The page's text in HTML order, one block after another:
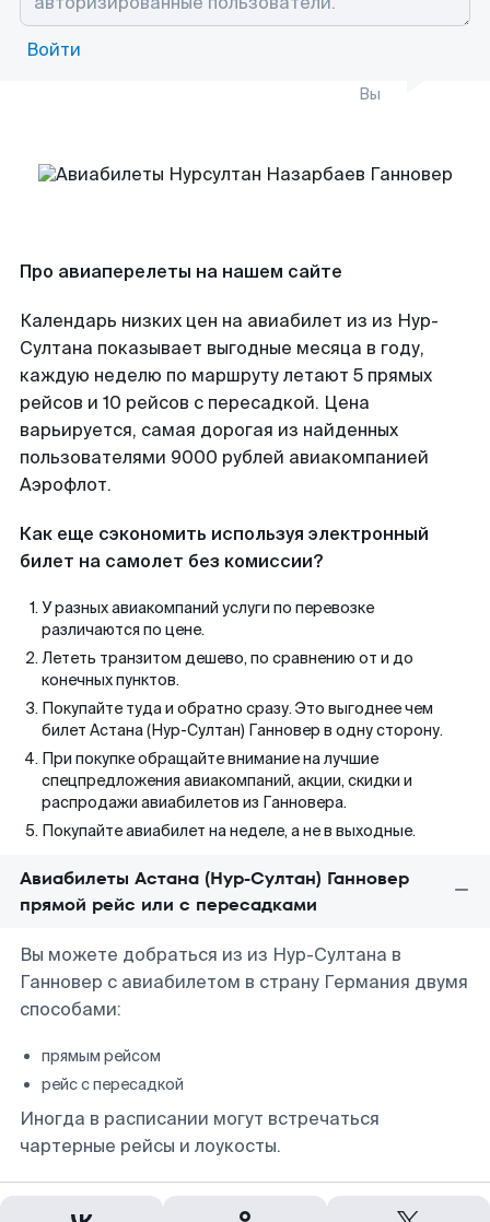
Войти
Вы
Про авиаперелеты на нашем сайте
Календарь низких цен на авиабилет из из Нур-
Султана показывает выгодные месяца в году,
каждую неделю по маршруту летают 5 прямых
рейсов и 10 рейсов с пересадкой. Цена
варьируется, самая дорогая из найденных
пользователями 9000 рублей авиакомпанией
Аэрофлот.
Как еще сэкономить используя электронный
билет на самолет без комиссии?
У разных авиакомпаний услуги по перевозке
различаются по цене.
Лететь транзитом дешево, по сравнению от и до
конечных пунктов.
Покупайте туда и обратно сразу. Это выгоднее чем
билет Астана (Нур-Султан) Ганновер в одну сторону.
При покупке обращайте внимание на лучшие
спецпредложения авиакомпаний, акции, скидки и
распродажи авиабилетов из Ганновера.
Покупайте авиабилет на неделе, а не в выходные.
Авиабилеты Астана (Нур-Султан) Ганновер
прямой рейс или с пересадками
Вы можете добраться из из Нур-Султана в
Ганновер с авиабилетом в страну Германия двумя
способами:
прямым рейсом
рейс с пересадкой
Иногда в расписании могут встречаться
чартерные рейсы и лоукосты.